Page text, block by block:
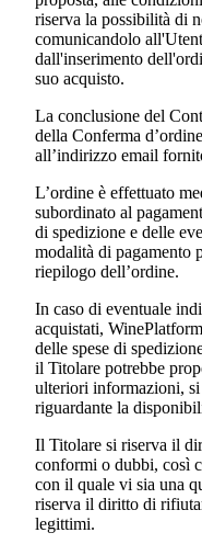
riserva la possibilità di
comunicandolo
dall'inserimento
suo acquisto.
La conclusione del
della Conferma
all’indirizzo email
L’ordine è effettuato
subordinato al
di spedizione e delle
modalità di pagamento
riepilogo dell’ordine.
In caso di eventuale
acquistati,
delle spese di
il Titolare potrebbe
ulteriori informazioni, si
riguardante la
Il Titolare si riserva il
conformi o dubbi, così
con il quale vi sia una
riserva il diritto di
legittimi.